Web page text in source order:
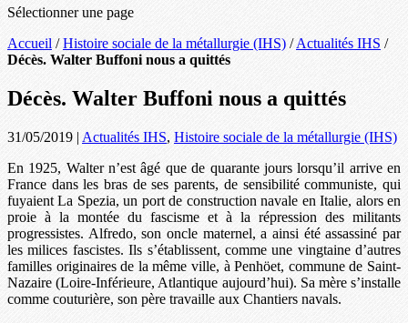
Sélectionner une page
Accueil /Histoire sociale de la métallurgie (IHS) /Actualités IHS /
Décès. Walter Buffoni nous a quittés
Décès. Walter Buffoni nous a quittés
31/05/2019 | Actualités IHS, Histoire sociale de la métallurgie (IHS)
En 1925, Walter n’est âgé que de quarante jours lorsqu’il arrive en
France dans les bras de ses parents, de sensibilité communiste, qui
fuyaient La Spezia, un port de construction navale en Italie, alors en
proie à la montée du fascisme et à la répression des militants
progressistes. Alfredo, son oncle maternel, a ainsi été assassiné par
les milices fascistes. Ils s’établissent, comme une vingtaine d’autres
familles originaires de la même ville, à Penhöet, commune de Saint-
Nazaire (Loire-Inférieure, Atlantique aujourd’hui). Sa mère s’installe
comme couturière, son père travaille aux Chantiers navals.